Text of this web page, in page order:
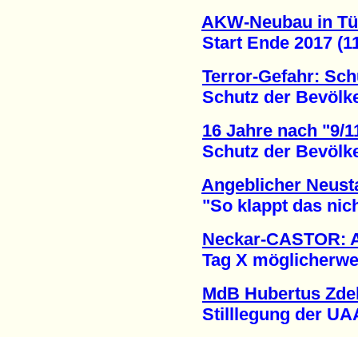
AKW-Neubau in
Start Ende 2017
Terror-Gefahr:
Schutz der
16 Jahre nach "9/
Schutz der
Angeblicher
"So klappt das
Neckar-CASTOR:
Tag X
MdB Hubertus
Stilllegung der